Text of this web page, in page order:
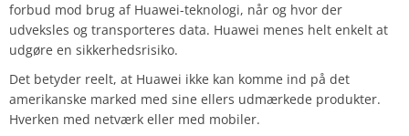
forbud mod brug af Huawei-teknologi, når og hvor der
udveksles og transporteres data. Huawei menes helt enkelt at
udgøre en sikkerhedsrisiko.
Det betyder reelt, at Huawei ikke kan komme ind på det
amerikanske marked med sine ellers udmærkede produkter.
Hverken med netværk eller med mobiler.